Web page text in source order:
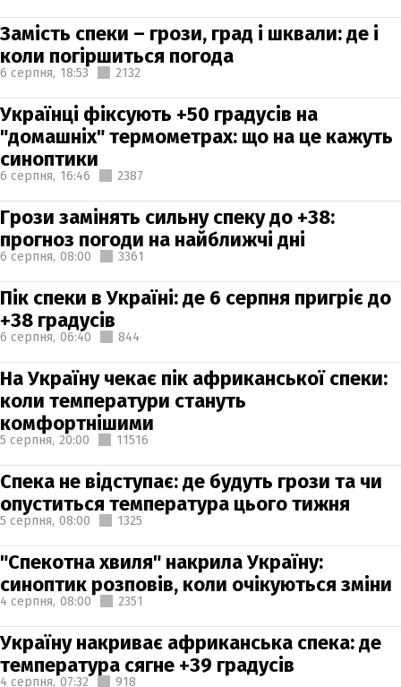
Замість спеки – грози, град і шквали: де і
коли погіршиться погода
6 серпня, 18:53 2132
Українці фіксують +50 градусів на
"домашніх" термометрах: що на це кажуть
синоптики
6 серпня, 16:46 2387
Грози замінять сильну спеку до +38:
прогноз погоди на найближчі дні
6 серпня, 08:00 3361
Пік спеки в Україні: де 6 серпня пригріє до
+38 градусів
6 серпня, 06:40 844
На Україну чекає пік африканської спеки:
коли температури стануть
комфортнішими
5 серпня, 20:00 11516
Спека не відступає: де будуть грози та чи
опуститься температура цього тижня
5 серпня, 08:00 1325
"Спекотна хвиля" накрила Україну:
синоптик розповів, коли очікуються зміни
4 серпня, 08:00 2351
Україну накриває африканська спека: де
температура сягне +39 градусів
4 серпня, 07:32 918